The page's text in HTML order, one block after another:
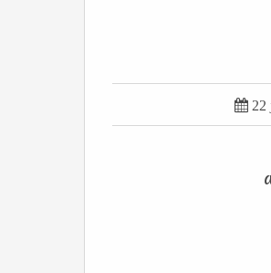
 22